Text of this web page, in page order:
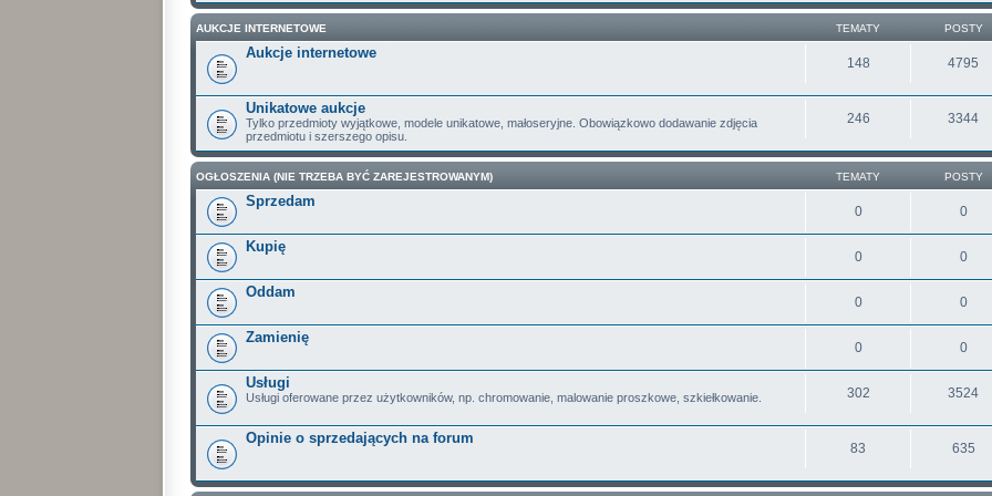
AUKCJE INTERNETOWE TEMATY POSTY
Aukcje internetowe
148 4795
Unikatowe aukcje
Tylko przedmioty wyjątkowe, modele unikatowe, małoseryjne. Obowiązkowo dodawanie zdjęcia
przedmiotu i szerszego opisu.
246 3344
OGŁOSZENIA (NIE TRZEBA BYĆ ZAREJESTROWANYM) TEMATY POSTY
Sprzedam
0 0
Kupię
0 0
Oddam
0 0
Zamienię
0 0
Usługi
Usługi oferowane przez użytkowników, np. chromowanie, malowanie proszkowe, szkiełkowanie. 302 3524
Opinie o sprzedających na forum
83 635